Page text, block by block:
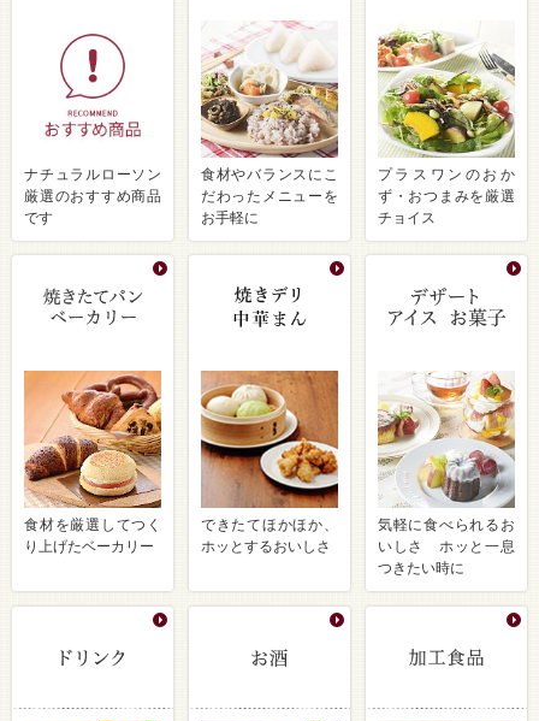
ナチュラルローソン
厳選のおすすめ商品
です
食材やバランスにこ
だわったメニューを
お手軽に
プラスワンのおか
ず・おつまみを厳選
チョイス
食材を厳選してつく
り上げたベーカリー
できたてほかほか、
ホッとするおいしさ
気軽に食べられるお
いしさ ホッと一息
つきたい時に